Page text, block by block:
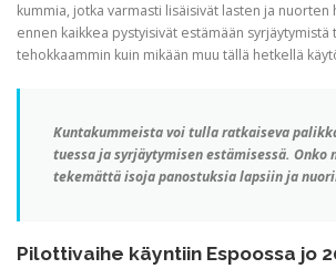
kummia, jotka varmasti lisäisivät lasten ja nuorten
ennen kaikkea pystyisivät estämään
tehokkaammin kuin mikään muu tällä hetkellä
Kuntakummeista voi tulla ratkaiseva
tuessa ja syrjäytymisen estämisessä. Onko
tekemättä isoja panostuksia lapsiin ja
Pilottivaihe käyntiin Espoossa jo